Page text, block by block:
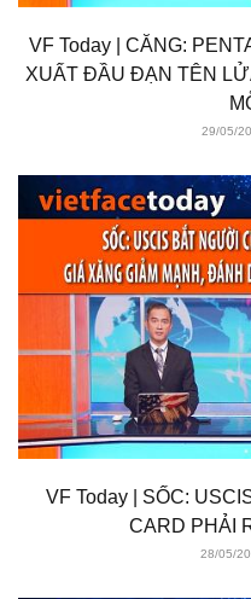
VF Today | CĂNG:
XUẤT ĐẦU ĐẠN TÊN
29/05/
VF Today | SỐC:
CARD PHẢI
28/05/